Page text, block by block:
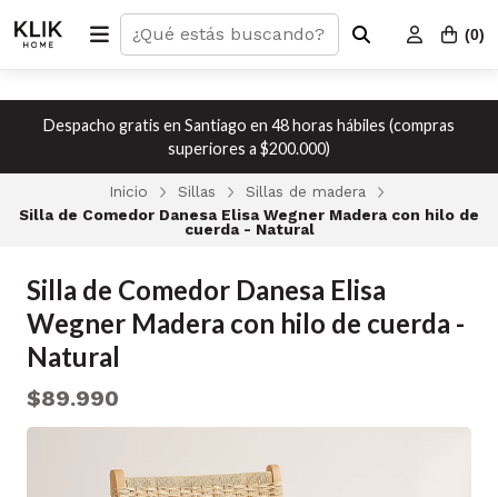
(0)
Despacho gratis en Santiago en 48 horas hábiles (compras
superiores a $200.000)
Inicio Sillas
Sillas de madera
Silla de Comedor Danesa Elisa Wegner Madera con hilo de
cuerda - Natural
Silla de Comedor Danesa Elisa
Wegner Madera con hilo de cuerda -
Natural
$89.990